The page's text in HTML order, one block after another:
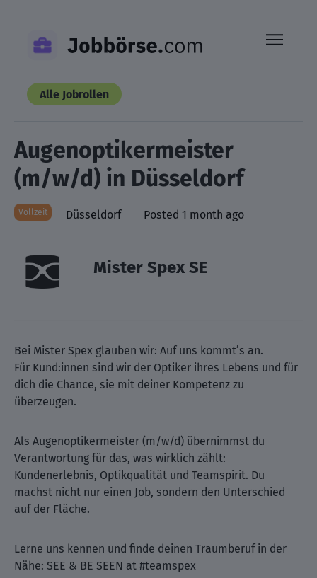
content
Alle Jobrollen
Augenoptikermeister
(m/w/d) in Düsseldorf
Vollzeit Düsseldorf Posted 1 month ago
Mister Spex SE
Bei Mister Spex glauben wir: Auf uns kommt’s an.
Für Kund:innen sind wir der Optiker ihres Lebens und für
dich die Chance, sie mit deiner Kompetenz zu
überzeugen.
Als Augenoptikermeister (m/w/d) übernimmst du
Verantwortung für das, was wirklich zählt:
Kundenerlebnis, Optikqualität und Teamspirit. Du
machst nicht nur einen Job, sondern den Unterschied
auf der Fläche.
Lerne uns kennen und finde deinen Traumberuf in der
Nähe: SEE & BE SEEN at #teamspex